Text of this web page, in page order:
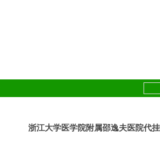
浙江大学医学院附属邵逸夫医院代